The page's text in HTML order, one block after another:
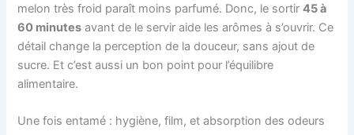
melon très froid paraît moins parfumé. Donc, le sortir45 à
60 minutes avant de le servir aide les arômes à s’ouvrir. Ce
détail change la perception de la douceur, sans ajout de
sucre. Et c’est aussi un bon point pour l’équilibre
alimentaire.
Une fois entamé : hygiène, film, et absorption des odeurs